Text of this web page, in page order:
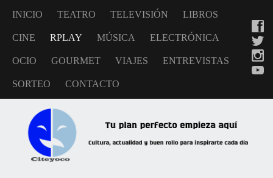
INICIO TEATRO TELEVISIÓN LIBROS
CINE RPLAY MÚSICA ELECTRÓNICA
OCIO GOURMET VIAJES ENTREVISTAS
SORTEO CONTACTO